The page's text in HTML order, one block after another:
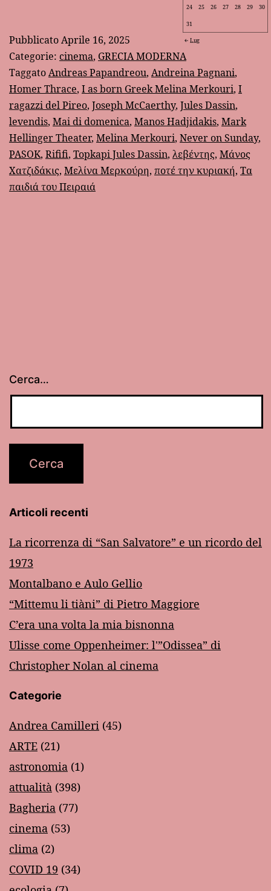
domenica”
PubblicatoAprile 16, 2025
Categorie: cinema, GRECIA MODERNA
TaggatoAndreas Papandreou, Andreina Pagnani,
Homer Thrace, I as born Greek Melina Merkouri, I
ragazzi del Pireo, Joseph McCaerthy, Jules Dassin,
levendis, Mai di domenica, Manos Hadjidakis, Mark
Hellinger Theater, Melina Merkouri, Never on Sunday,
PASOK, Rififi, Topkapi Jules Dassin, λεβέντης, Μάνος
Χατζιδάκις, Μελίνα Μερκούρη, ποτέ την κυριακή, Τα
παιδιά του Πειραιά
Cerca…
Articoli recenti
La ricorrenza di “San Salvatore” e un ricordo del
1973
Montalbano e Aulo Gellio
“Mittemu li tiàni” di Pietro Maggiore
C’era una volta la mia bisnonna
Ulisse come Oppenheimer: l'”Odissea” di
Christopher Nolan al cinema
24 25 26 27 28 29 30
31
Lug
Categorie
Andrea Camilleri (45)
ARTE (21)
astronomia (1)
attualità (398)
Bagheria (77)
cinema (53)
clima (2)
COVID 19 (34)